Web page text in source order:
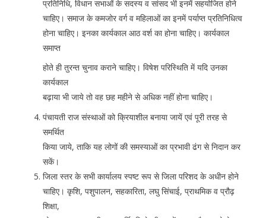
प्रतिनिधि, विधान सभाओं के सदस्य व सांसद भी इनमें सहयोजित होने
चाहिए। समाज के कमजोर वर्ग व महिलाओं का इनमें पर्याप्त प्रतिनिधित्व
होना चाहिए। इनका कार्यकाल आठ वर्श का होना चाहिए। कार्यकाल
समाप्त
होते ही तुरन्त चुनाव कराने चाहिए। विषेश परिस्थिति में यदि उनका
कार्यकाल
बढ़ाया भी जाये तो वह छह महीने से अधिक नहीं होना चाहिए।
पंचायती राज संस्थाओं को क्रियाशील बनाया जायें एवं पूरी तरह से
समर्थित
किया जाये, ताकि यह लोगों की समस्याओं का प्रभावी ढंग से निदान कर
सकें।
जिला स्तर के सभी कार्यालय स्पष्ट रूप से जिला परिशद के अधीन होने
चाहिए। कृशि, पशुपालन, सहकारिता, लघु सिंचाई, प्राथमिक व प्रौढ़
शिक्षा,